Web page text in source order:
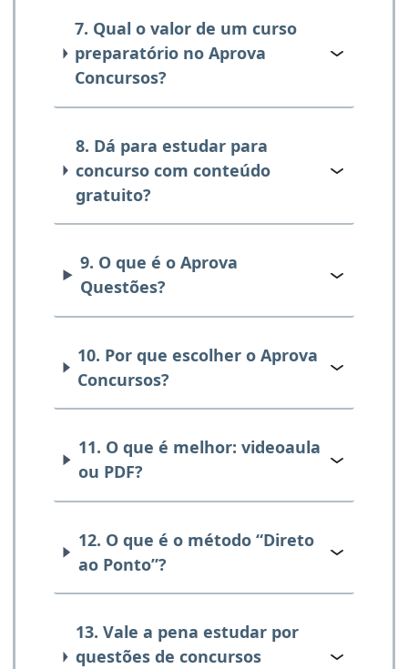
7. Qual o valor de um curso
preparatório no Aprova
Concursos?
8. Dá para estudar para
concurso com conteúdo
gratuito?
9. O que é o Aprova
Questões?
10. Por que escolher o Aprova
Concursos?
11. O que é melhor: videoaula
ou PDF?
12. O que é o método “Direto
ao Ponto”?
13. Vale a pena estudar por
questões de concursos